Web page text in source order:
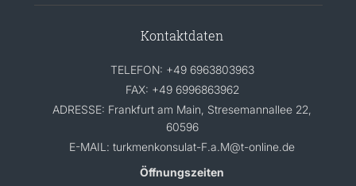
Kontaktdaten
TELEFON: +49 6963803963
FAX: +49 6996863962
ADRESSE: Frankfurt am Main, Stresemannallee 22,
60596
E-MAIL: turkmenkonsulat-F.a.M@t-online.de
Öffnungszeiten